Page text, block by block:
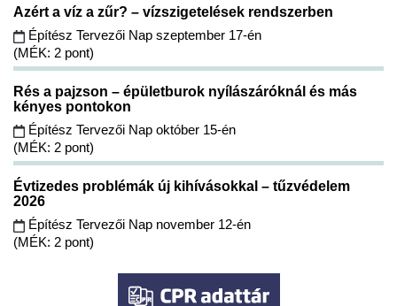
Azért a víz a zűr? – vízszigetelések rendszerben
Építész Tervezői Nap szeptember 17-én
(MÉK: 2 pont)
Rés a pajzson – épületburok nyílászáróknál és más
kényes pontokon
Építész Tervezői Nap október 15-én
(MÉK: 2 pont)
Évtizedes problémák új kihívásokkal – tűzvédelem
2026
Építész Tervezői Nap november 12-én
(MÉK: 2 pont)